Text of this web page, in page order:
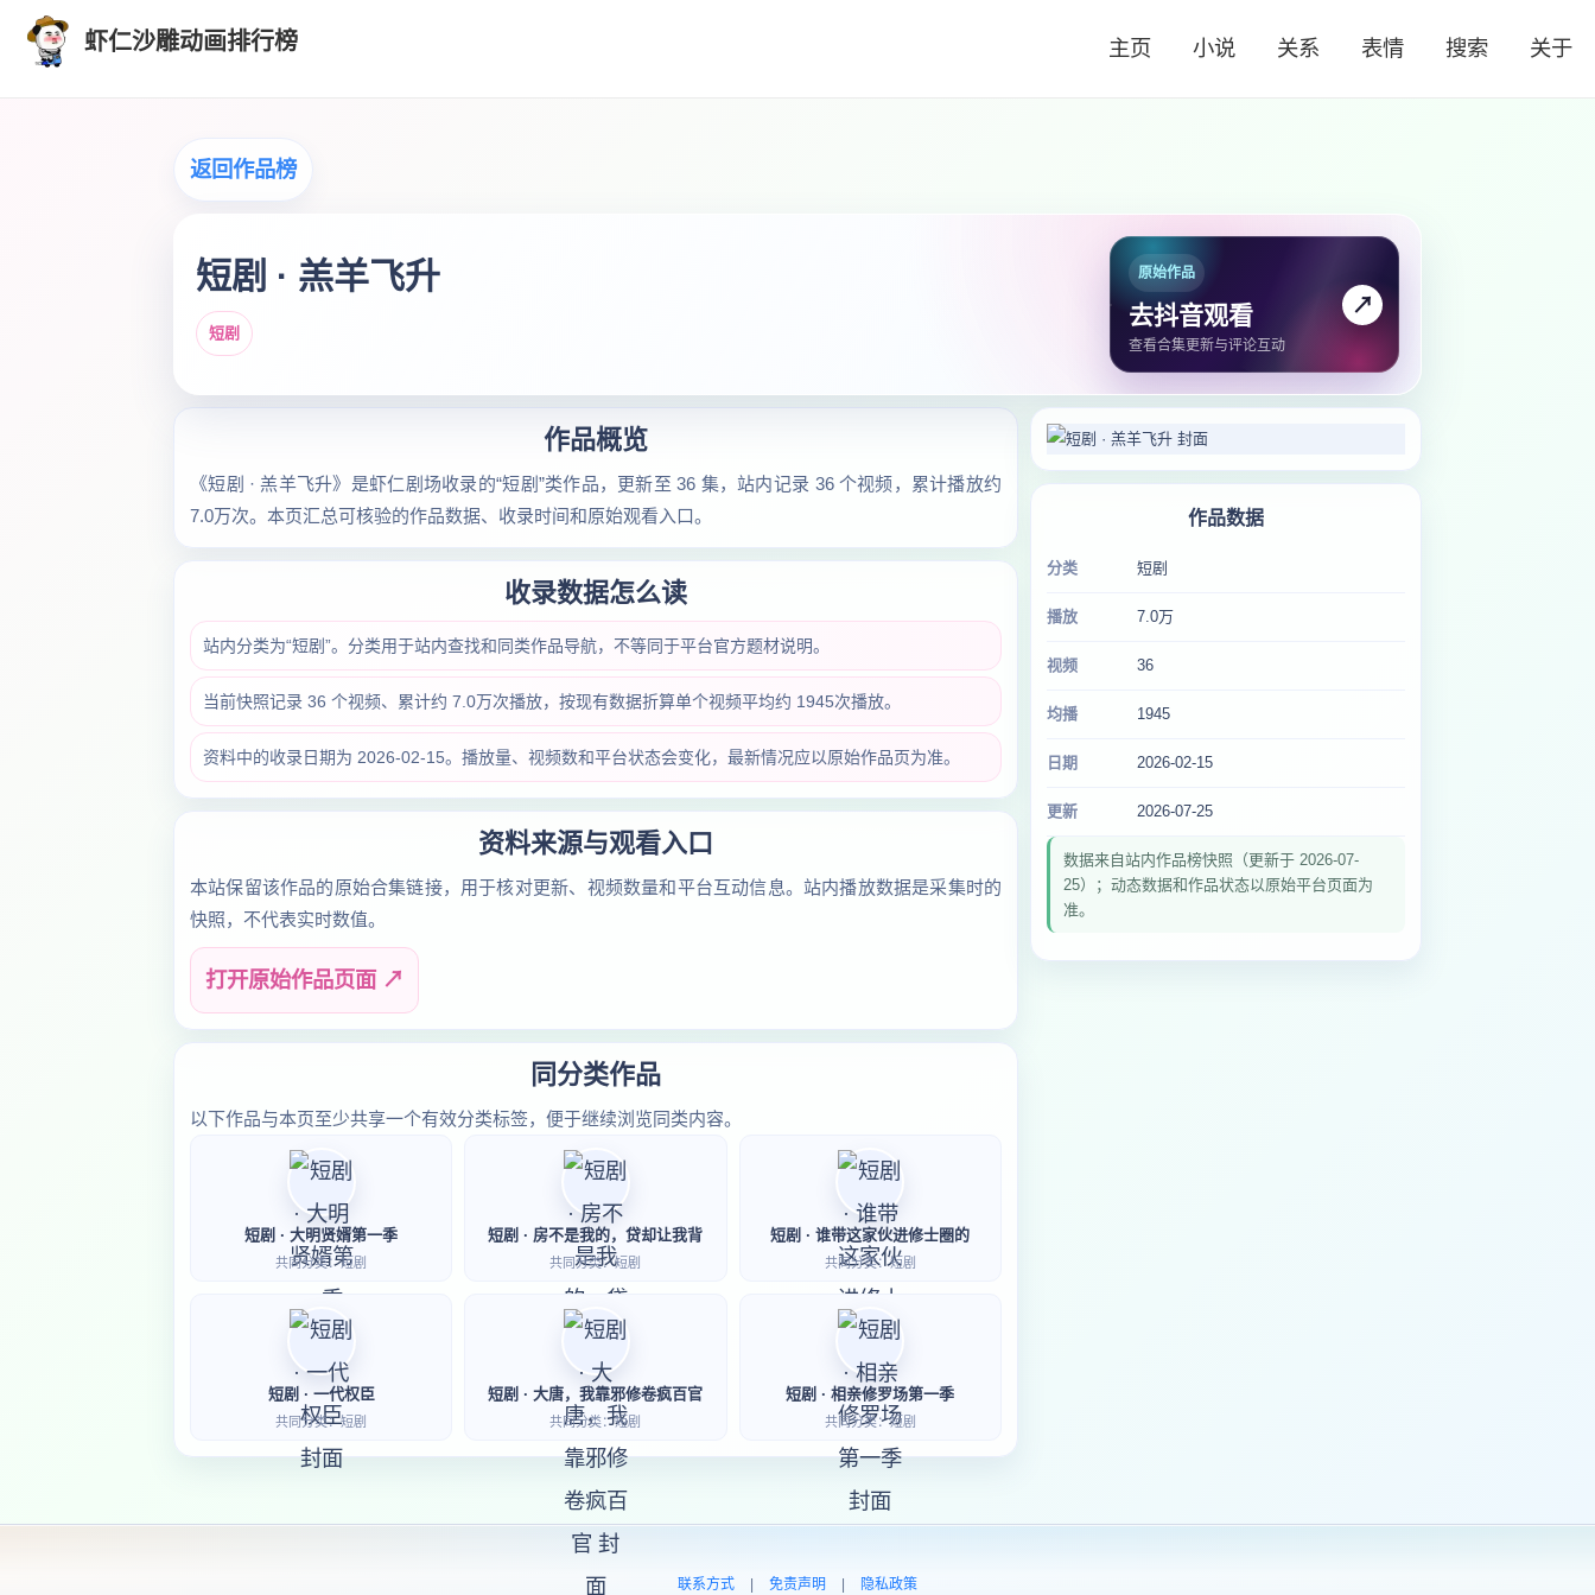
虾仁沙雕动画排行榜 主页 小说 关系 表情 搜索 关于
返回作品榜
短剧 · 羔羊飞升
短剧
原始作品
去抖音观看
查看合集更新与评论互动
↗
作品概览
《短剧 · 羔羊飞升》是虾仁剧场收录的“短剧”类作品，更新至 36 集，站内记录 36 个视频，累计播放约
7.0万次。本页汇总可核验的作品数据、收录时间和原始观看入口。
收录数据怎么读
站内分类为“短剧”。分类用于站内查找和同类作品导航，不等同于平台官方题材说明。
当前快照记录 36 个视频、累计约 7.0万次播放，按现有数据折算单个视频平均约 1945次播放。
资料中的收录日期为 2026-02-15。播放量、视频数和平台状态会变化，最新情况应以原始作品页为准。
资料来源与观看入口
本站保留该作品的原始合集链接，用于核对更新、视频数量和平台互动信息。站内播放数据是采集时的
快照，不代表实时数值。
打开原始作品页面 ↗
同分类作品
以下作品与本页至少共享一个有效分类标签，便于继续浏览同类内容。
短剧 · 大明贤婿第一季
共同分类：短剧
短剧 · 房不是我的，贷却让我背
共同分类：短剧
短剧 · 谁带这家伙进修士圈的
共同分类：短剧
短剧 · 一代权臣
共同分类：短剧
短剧 · 大唐，我靠邪修卷疯百官
共同分类：短剧
短剧 · 相亲修罗场第一季
共同分类：短剧
作品数据
分类 短剧
播放 7.0万
视频 36
均播 1945
日期 2026-02-15
更新 2026-07-25
数据来自站内作品榜快照（更新于 2026-07-
25）；动态数据和作品状态以原始平台页面为
准。
联系方式 免责声明 隐私政策